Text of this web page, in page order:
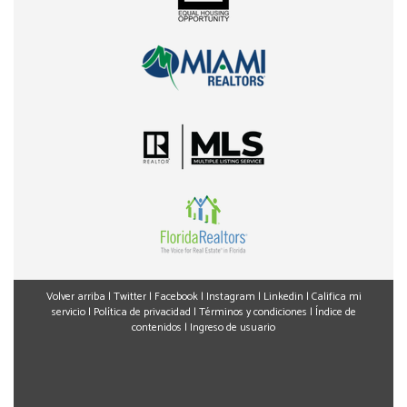
Volver arriba | Twitter| Facebook| Instagram | Linkedin | Califica mi
servicio| Política de privacidad | Términos y condiciones | Índice de
contenidos | Ingreso de usuario